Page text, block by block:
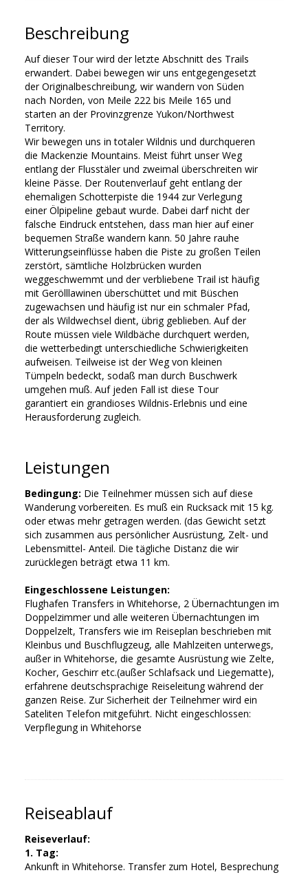
Beschreibung
Auf dieser Tour wird der letzte Abschnitt des Trails
erwandert. Dabei bewegen wir uns entgegengesetzt
der Originalbeschreibung, wir wandern von Süden
nach Norden, von Meile 222 bis Meile 165 und
starten an der Provinzgrenze Yukon/Northwest
Territory.
Wir bewegen uns in totaler Wildnis und durchqueren
die Mackenzie Mountains. Meist führt unser Weg
entlang der Flusstäler und zweimal überschreiten wir
kleine Pässe. Der Routenverlauf geht entlang der
ehemaligen Schotterpiste die 1944 zur Verlegung
einer Ölpipeline gebaut wurde. Dabei darf nicht der
falsche Eindruck entstehen, dass man hier auf einer
bequemen Straße wandern kann. 50 Jahre rauhe
Witterungseinflüsse haben die Piste zu großen Teilen
zerstört, sämtliche Holzbrücken wurden
weggeschwemmt und der verbliebene Trail ist häufig
mit Gerölllawinen überschüttet und mit Büschen
zugewachsen und häufig ist nur ein schmaler Pfad,
der als Wildwechsel dient, übrig geblieben. Auf der
Route müssen viele Wildbäche durchquert werden,
die wetterbedingt unterschiedliche Schwierigkeiten
aufweisen. Teilweise ist der Weg von kleinen
Tümpeln bedeckt, sodaß man durch Buschwerk
umgehen muß. Auf jeden Fall ist diese Tour
garantiert ein grandioses Wildnis-Erlebnis und eine
Herausforderung zugleich.
Leistungen
Bedingung: Die Teilnehmer müssen sich auf diese
Wanderung vorbereiten. Es muß ein Rucksack mit 15 kg.
oder etwas mehr getragen werden. (das Gewicht setzt
sich zusammen aus persönlicher Ausrüstung, Zelt- und
Lebensmittel- Anteil. Die tägliche Distanz die wir
zurücklegen beträgt etwa 11 km.
Eingeschlossene Leistungen:
Flughafen Transfers in Whitehorse, 2 Übernachtungen im
Doppelzimmer und alle weiteren Übernachtungen im
Doppelzelt, Transfers wie im Reiseplan beschrieben mit
Kleinbus und Buschflugzeug, alle Mahlzeiten unterwegs,
außer in Whitehorse, die gesamte Ausrüstung wie Zelte,
Kocher, Geschirr etc.(außer Schlafsack und Liegematte),
erfahrene deutschsprachige Reiseleitung während der
ganzen Reise. Zur Sicherheit der Teilnehmer wird ein
Sateliten Telefon mitgeführt. Nicht eingeschlossen:
Verpflegung in Whitehorse
Reiseablauf
Reiseverlauf:
1. Tag:
Ankunft in Whitehorse. Transfer zum Hotel, Besprechung